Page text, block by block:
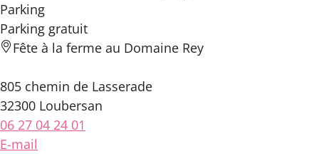
Parking
Parking gratuit
Fête à la ferme au Domaine Rey
805 chemin de Lasserade
32300 Loubersan
06 27 04 24 01
E-mail